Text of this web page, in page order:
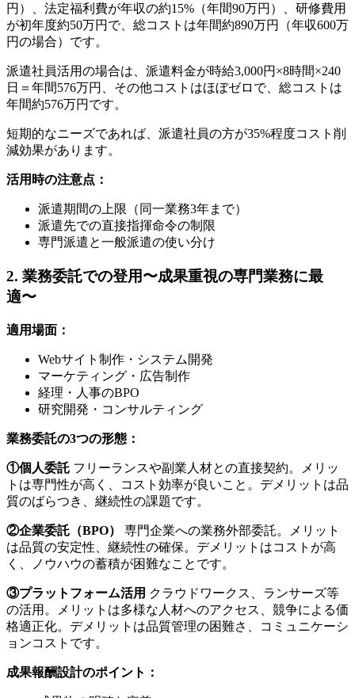
円）、法定福利費が年収の約15%（年間90万円）、研修費用
が初年度約50万円で、総コストは年間約890万円（年収600万
円の場合）です。
派遣社員活用の場合は、派遣料金が時給3,000円×8時間×240
日＝年間576万円、その他コストはほぼゼロで、総コストは
年間約576万円です。
短期的なニーズであれば、派遣社員の方が35%程度コスト削
減効果があります。
活用時の注意点：
派遣期間の上限（同一業務3年まで）
派遣先での直接指揮命令の制限
専門派遣と一般派遣の使い分け
2. 業務委託での登用〜成果重視の専門業務に最
適〜
適用場面：
Webサイト制作・システム開発
マーケティング・広告制作
経理・人事のBPO
研究開発・コンサルティング
業務委託の3つの形態：
①個人委託 フリーランスや副業人材との直接契約。メリッ
トは専門性が高く、コスト効率が良いこと。デメリットは品
質のばらつき、継続性の課題です。
②企業委託（BPO）
専門企業への業務外部委託。メリット
は品質の安定性、継続性の確保。デメリットはコストが高
く、ノウハウの蓄積が困難なことです。
③プラットフォーム活用 クラウドワークス、ランサーズ等
の活用。メリットは多様な人材へのアクセス、競争による価
格適正化。デメリットは品質管理の困難さ、コミュニケーシ
ョンコストです。
成果報酬設計のポイント：